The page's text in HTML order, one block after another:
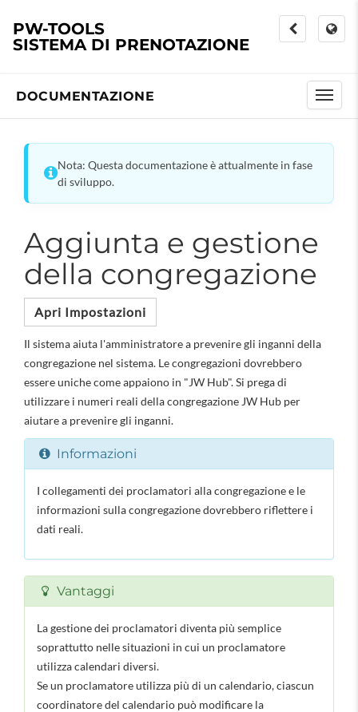
PW-TOOLS
SISTEMA DI PRENOTAZIONE
DOCUMENTAZIONE
Nota: Questa documentazione è attualmente in fase
di sviluppo.
Aggiunta e gestione
della congregazione
Apri Impostazioni
Il sistema aiuta l'amministratore a prevenire gli inganni della
congregazione nel sistema. Le congregazioni dovrebbero
essere uniche come appaiono in "JW Hub". Si prega di
utilizzare i numeri reali della congregazione JW Hub per
aiutare a prevenire gli inganni.
Informazioni
I collegamenti dei proclamatori alla congregazione e le
informazioni sulla congregazione dovrebbero riflettere i
dati reali.
Vantaggi
La gestione dei proclamatori diventa più semplice
soprattutto nelle situazioni in cui un proclamatore
utilizza calendari diversi.
Se un proclamatore utilizza più di un calendario, ciascun
coordinatore del calendario può modificare la